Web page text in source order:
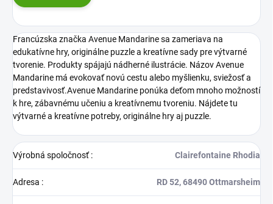
Francúzska značka Avenue Mandarine sa zameriava na
edukatívne hry, originálne puzzle a kreatívne sady pre výtvarné
tvorenie. Produkty spájajú nádherné ilustrácie. Názov Avenue
Mandarine má evokovať novú cestu alebo myšlienku, sviežosť a
predstavivosť.Avenue Mandarine ponúka deťom mnoho možností
k hre, zábavnému učeniu a kreatívnemu tvoreniu. Nájdete tu
výtvarné a kreatívne potreby, originálne hry aj puzzle.
Výrobná spoločnosť: Clairefontaine Rhodia
Adresa : RD 52, 68490 Ottmarsheim